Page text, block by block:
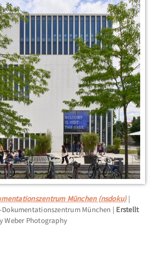
München (nsdoku)
München
Erstellt
Weber Photography